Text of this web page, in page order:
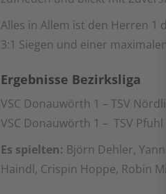
Alles in Allem ist den Herren 1
3:1 Siegen und einer
Ergebnisse Bezirksliga
VSC Donauwörth 1 – TSV
VSC Donauwörth 1 – TSV Pfuhl
Es spielten: Björn Dehler,
Haindl, Crispin Hoppe, Robin